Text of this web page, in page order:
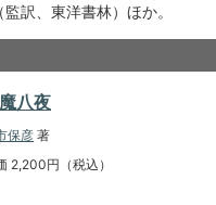
訳、東洋書林）ほか。
八夜
保彦 著
2,200円（税込）